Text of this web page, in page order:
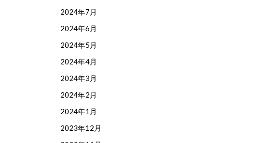
2024年7月
2024年6月
2024年5月
2024年4月
2024年3月
2024年2月
2024年1月
2023年12月